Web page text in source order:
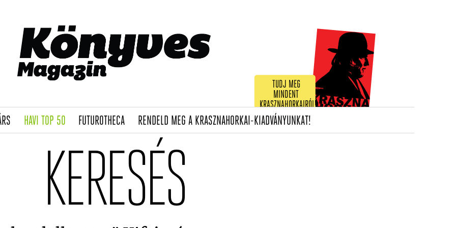
TUDJ MEG
MINDENT
KRASZNAHORKAIRÓL!
(CURRENT)
HAVI TOP 50(CURRENT)
FUTUROTHECA(CURRENT)
RENDELD MEG A KRASZNAHORKAI-KIADVÁNYUNKAT!(CURRENT)
KERESÉS